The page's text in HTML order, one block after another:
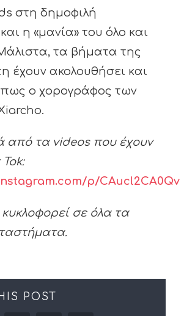
στη δημοφιλή
η «μανία» του όλο και
τα βήματα της
έχουν ακολουθήσει και
ο χορογράφος των
από τα videos που έχουν
Tok:
p/CAucl2CA0Qv
κυκλοφορεί σε όλα τα
POST